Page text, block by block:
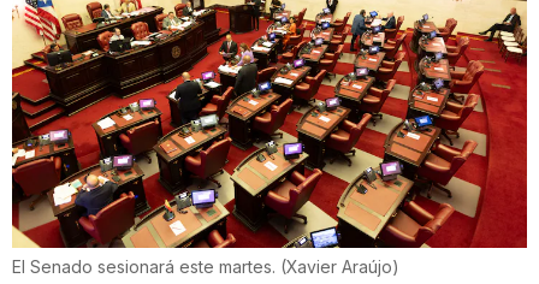
El Senado sesionará este martes. (Xavier Araújo)